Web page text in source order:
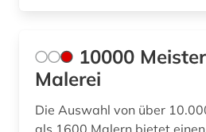
blauer reiter (2)
bodendenkmal (1)
10000
Malerei
Die Auswahl von über